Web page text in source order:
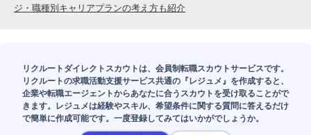
ジ・職種別キャリアプランの考え方も紹介
リクルートダイレクトスカウトは、会員制転職スカウトサービスです。
リクルートの求職活動支援サービス共通の『レジュメ』を作成すると、
企業や転職エージェントからあなたに合うスカウトを受け取ることがで
きます。レジュメは経験やスキル、希望条件に関する質問に答えるだけ
で簡単に作成可能です。一度登録してみてはいかがでしょうか。